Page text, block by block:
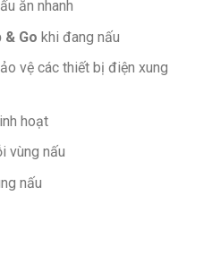
ăn nhanh
& Go khi đang nấu
vệ các thiết bị điện xung
hoạt
vùng nấu
nấu